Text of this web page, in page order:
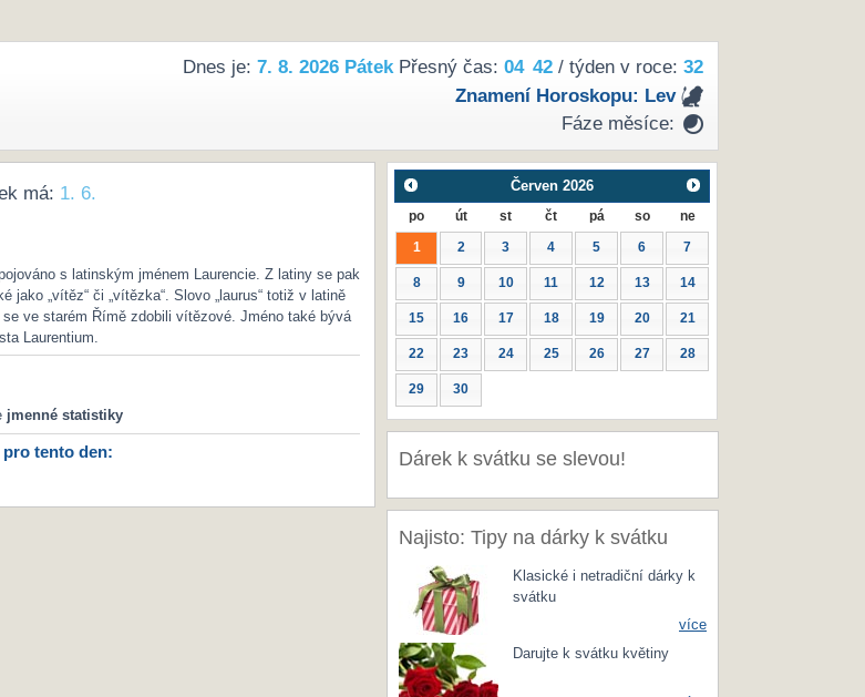
Dnes je: 7. 8. 2026 PátekPřesný čas: 04 42/ týden v roce: 32
Znamení Horoskopu: Lev
Fáze měsíce:
má: 1. 6.
s latinským jménem Laurencie. Z latiny se pak
jako „vítěz“ či „vítězka“. Slovo „laurus“ totiž v latině
se ve starém Římě zdobili vítězové. Jméno také bývá
Laurentium.
jmenné statistiky
tento den:
Červen 2026
po út st čt pá so ne
1 2 3 4 5 6 7
8 9 10 11 12 13 14
15 16 17 18 19 20 21
22 23 24 25 26 27 28
29 30
Dárek k svátku se slevou!
Najisto: Tipy na dárky k svátku
Klasické i netradiční dárky k
svátku
více
Darujte k svátku květiny